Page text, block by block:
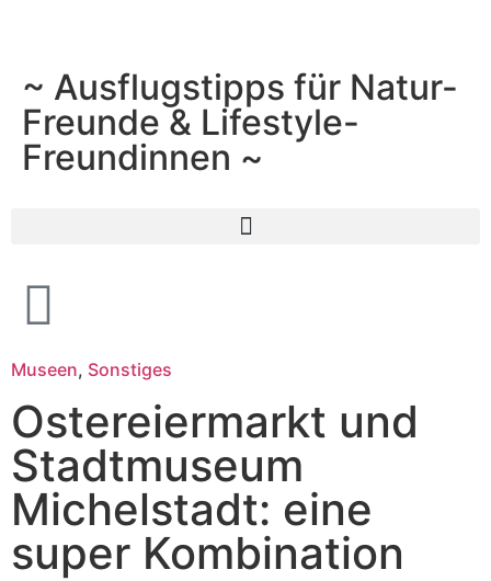
~ Ausflugstipps für Natur-
Freunde & Lifestyle-
Freundinnen ~
Museen, Sonstiges
Ostereiermarkt und
Stadtmuseum
Michelstadt: eine
super Kombination